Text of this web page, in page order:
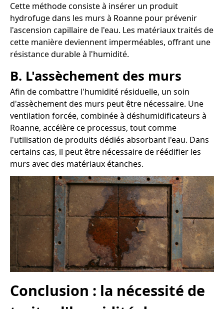
Cette méthode consiste à insérer un produit
hydrofuge dans les murs à Roanne pour prévenir
l'ascension capillaire de l'eau. Les matériaux traités de
cette manière deviennent imperméables, offrant une
résistance durable à l'humidité.
B. L'assèchement des murs
Afin de combattre l'humidité résiduelle, un soin
d'assèchement des murs peut être nécessaire. Une
ventilation forcée, combinée à déshumidificateurs à
Roanne, accélère ce processus, tout comme
l'utilisation de produits dédiés absorbant l'eau. Dans
certains cas, il peut être nécessaire de réédifier les
murs avec des matériaux étanches.
Conclusion : la nécessité de